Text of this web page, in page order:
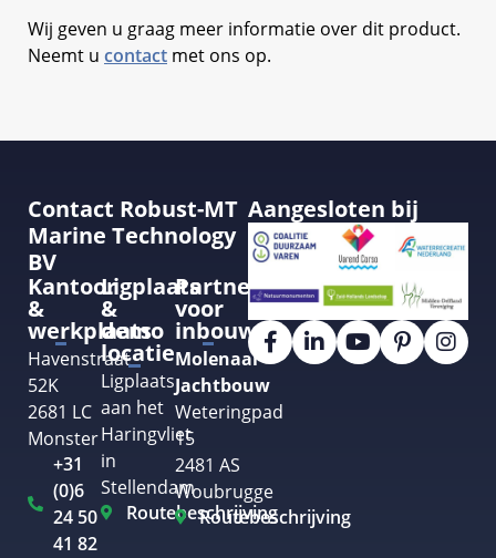
Wij geven u graag meer informatie over dit product.
Neemt u contact met ons op.
Contact Robust-MT
Marine Technology
BV
Kantoor
&
werkplaats
Havenstraat
52K
2681 LC
Monster
+31
(0)6
24 50
41 82
Ligplaats
&
demo
locatie
Ligplaats
aan het
Haringvliet
in
Stellendam
Routebeschrijving
Partner
voor
inbouw
Molenaar
Jachtbouw
Weteringpad
15
2481 AS
Woubrugge
Routebeschrijving
Aangesloten bij